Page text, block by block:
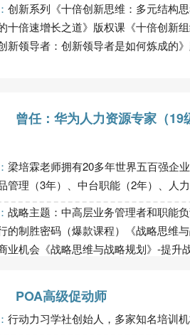
创新系列《十倍创新思维：多元结构
十倍速增长之道》版权课《十倍创新
新领导者：创新领导者是如何炼成的
曾任：华为人力资源专家（
梁培霖老师拥有20多年世界五百强企
管理（3年）、中台职能（2年）、人
战略主题：中高层业务管理者和职能
的制胜密码（爆款课程）《战略思维
业机会《战略思维与战略规划》-提升
POA高级促动师
行动力习学社创始人，多家知名培训